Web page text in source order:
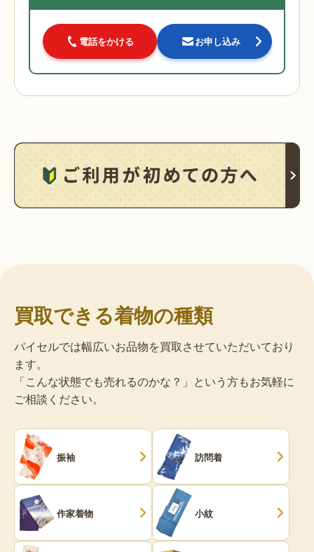
電話をかける お申し込み
買取できる着物の種類
バイセルでは幅広いお品物を買取させていただいており
ます。
「こんな状態でも売れるのかな？」という方もお気軽に
ご相談ください。
振袖 訪問着
作家着物 小紋